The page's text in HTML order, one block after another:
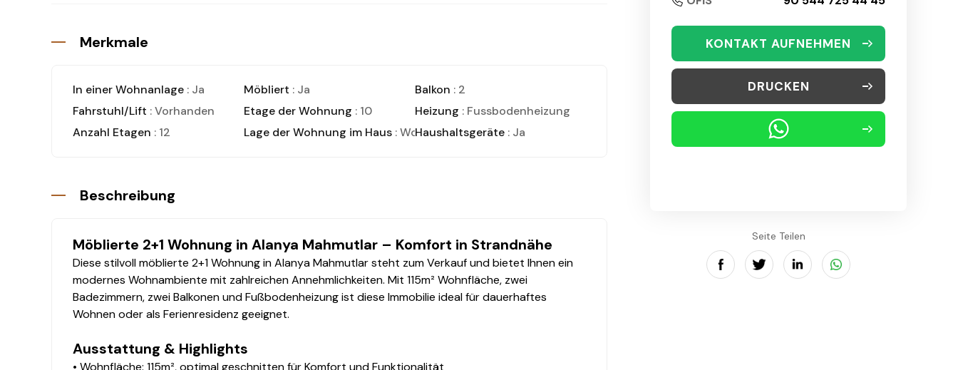
KONTAKT AUFNEHMEN
DRUCKEN
Seite Teilen
Merkmale
In einer Wohnanlage : Ja Möbliert : Ja Balkon : 2
Fahrstuhl/Lift : Vorhanden Etage der Wohnung : 10 Heizung : Fussbodenheizung
Anzahl Etagen : 12 Lage der Wohnung im Haus : Wohnung
Haushaltsgeräte : Ja
Beschreibung
Möblierte 2+1 Wohnung in Alanya Mahmutlar – Komfort in Strandnähe
Diese stilvoll möblierte 2+1 Wohnung in Alanya Mahmutlar steht zum Verkauf und bietet Ihnen ein
modernes Wohnambiente mit zahlreichen Annehmlichkeiten. Mit 115m² Wohnfläche, zwei
Badezimmern, zwei Balkonen und Fußbodenheizung ist diese Immobilie ideal für dauerhaftes
Wohnen oder als Ferienresidenz geeignet.
Ausstattung & Highlights
• Wohnfläche: 115m², optimal geschnitten für Komfort und Funktionalität